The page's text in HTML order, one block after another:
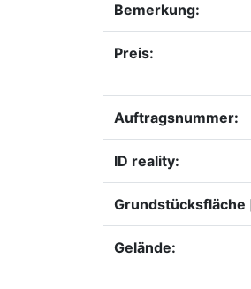
Bemerkung:
Preis:
Auftragsnummer:
ID reality:
Grundstücksfläche
Gelände: